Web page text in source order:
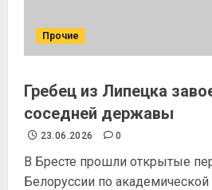
Прочие
Гребец из Липецка
соседней державы
23.06.2026 0
В Бресте прошли открытые
Белоруссии по академической